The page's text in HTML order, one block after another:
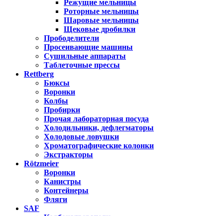
Режущие мельницы
Роторные мельницы
Шаровые мельницы
Щековые дробилки
Прободелители
Просеивающие машины
Сушильные аппараты
Таблеточные прессы
Rettberg
Бюксы
Воронки
Колбы
Пробирки
Прочая лабораторная посуда
Холодильники, дефлегматоры
Холодовые ловушки
Хроматографические колонки
Экстракторы
Rötzmeier
Воронки
Канистры
Контейнеры
Фляги
SAF